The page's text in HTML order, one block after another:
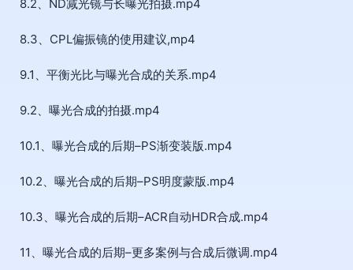
8.2、ND减光镜与长曝光拍摄.mp4
8.3、CPL偏振镜的使用建议,mp4
9.1、平衡光比与曝光合成的关系.mp4
9.2、曝光合成的拍摄.mp4
10.1、曝光合成的后期–PS渐变装版.mp4
10.2、曝光合成的后期–PS明度蒙版.mp4
10.3、曝光合成的后期–ACR自动HDR合成.mp4
11、曝光合成的后期–更多案例与合成后微调.mp4